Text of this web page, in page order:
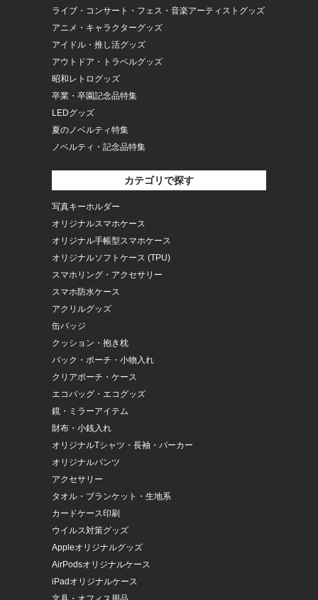
ライブ・コンサート・フェス・音楽アーティストグッズ
アニメ・キャラクターグッズ
アイドル・推し活グッズ
アウトドア・トラベルグッズ
昭和レトログッズ
卒業・卒園記念品特集
LEDグッズ
夏のノベルティ特集
ノベルティ・記念品特集
カテゴリで探す
写真キーホルダー
オリジナルスマホケース
オリジナル手帳型スマホケース
オリジナルソフトケース (TPU)
スマホリング・アクセサリー
スマホ防水ケース
アクリルグッズ
缶バッジ
クッション・抱き枕
バック・ポーチ・小物入れ
クリアポーチ・ケース
エコバッグ・エコグッズ
鏡・ミラーアイテム
財布・小銭入れ
オリジナルTシャツ・長袖・パーカー
オリジナルパンツ
アクセサリー
タオル・ブランケット・生地系
カードケース印刷
ウイルス対策グッズ
Appleオリジナルグッズ
AirPodsオリジナルケース
iPadオリジナルケース